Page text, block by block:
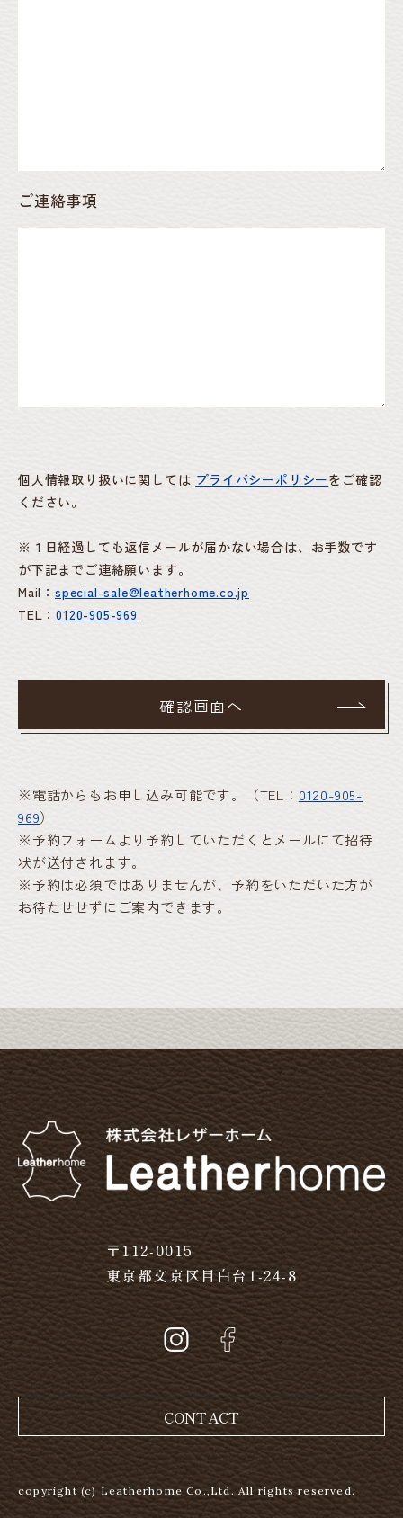
ご連絡事項
個人情報取り扱いに関しては プライバシーポリシーをご確認
ください。
※１日経過しても返信メールが届かない場合は、お手数です
が下記までご連絡願います。
Mail： special-sale@leatherhome.co.jp
TEL：0120-905-969
※電話からもお申し込み可能です。（TEL： 0120-905-
969）
※予約フォームより予約していただくとメールにて招待
状が送付されます。
※予約は必須ではありませんが、予約をいただいた方が
お待たせせずにご案内できます。
〒112-0015
東京都文京区目白台1-24-8
CONTACT
copyright (c) Leatherhome Co.,Ltd. All rights reserved.